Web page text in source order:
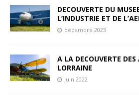
DECOUVERTE DU
L’INDUSTRIE ET DE
décembre 2023
A LA DECOUVERTE
LORRAINE
juin 2022